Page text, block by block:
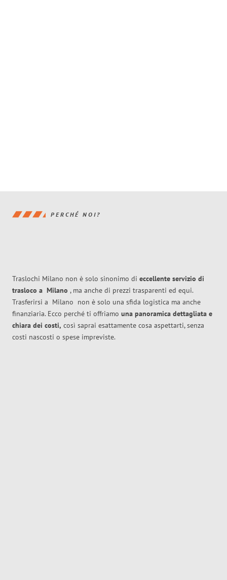
PERCHÉ NOI?
Traslochi Milano non è solo sinonimo di eccellente servizio di
trasloco a Milano , ma anche di prezzi trasparenti ed equi.
Trasferirsi a Milano non è solo una sfida logistica ma anche
finanziaria. Ecco perché ti offriamo una panoramica dettagliata e
chiara dei costi, così saprai esattamente cosa aspettarti, senza
costi nascosti o spese impreviste.